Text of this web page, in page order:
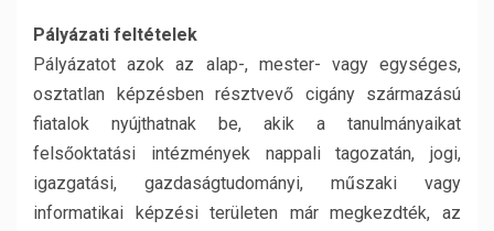
Pályázati feltételek
Pályázatot azok az alap-, mester- vagy egységes,
osztatlan képzésben résztvevő cigány származású
fiatalok nyújthatnak be, akik a tanulmányaikat
felsőoktatási intézmények nappali tagozatán, jogi,
igazgatási, gazdaságtudományi, műszaki vagy
informatikai képzési területen már megkezdték, az